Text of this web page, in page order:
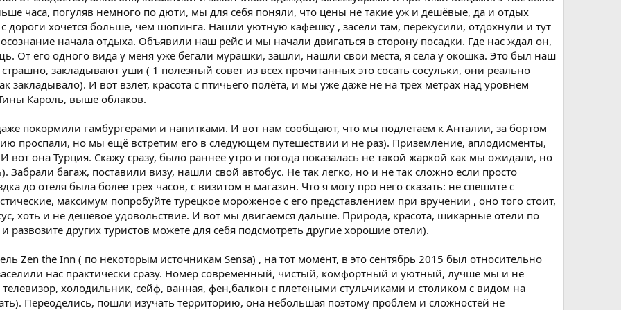
часа, погуляв немного по дюти, мы для себя поняли, что цены не такие уж и дешёвые, да и отдых
с дороги хочется больше, чем шопинга. Нашли уютную кафешку , засели там, перекусили, отдохнули и тут
начала отдыха. Объявили наш рейс и мы начали двигаться в сторону посадки. Где нас ждал он,
От его одного вида у меня уже бегали мурашки, зашли, нашли свои места, я села у окошка. Это был наш
закладывают уши ( 1 полезный совет из всех прочитанных это сосать сосульки, они реально
закладывало). И вот взлет, красота с птичьего полёта, и мы уже даже не на трех метрах над уровнем
Кароль, выше облаков.
покормили гамбургерами и напитками. И вот нам сообщают, что мы подлетаем к Анталии, за бортом
проспали, но мы ещё встретим его в следующем путешествии и не раз). Приземление, аплодисменты,
вот она Турция. Скажу сразу, было раннее утро и погода показалась не такой жаркой как мы ожидали, но
Забрали багаж, поставили визу, нашли свой автобус. Не так легко, но и не так сложно если просто
до отеля была более трех часов, с визитом в магазин. Что я могу про него сказать: не спешите с
максимум попробуйте турецкое мороженое с его представлением при вручении , оно того стоит,
хоть и не дешевое удовольствие. И вот мы двигаемся дальше. Природа, красота, шикарные отели по
развозите других туристов можете для себя подсмотреть другие хорошие отели).
Zen the Inn ( по некоторым источникам Sensa) , на тот момент, в это сентябрь 2015 был относительно
нас практически сразу. Номер современный, чистый, комфортный и уютный, лучше мы и не
холодильник, сейф, ванная, фен,балкон с плетеными стульчиками и столиком с видом на
Переоделись, пошли изучать территорию, она небольшая поэтому проблем и сложностей не